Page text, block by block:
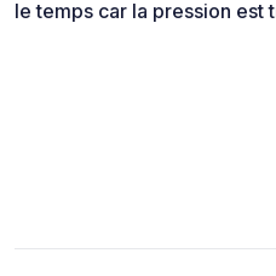
le temps car la pression est